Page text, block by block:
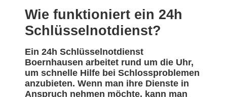
Wie funktioniert ein 24h
Schlüsselnotdienst?
Ein 24h Schlüsselnotdienst
Boernhausen arbeitet rund um die Uhr,
um schnelle Hilfe bei Schlossproblemen
anzubieten. Wenn man ihre Dienste in
Anspruch nehmen möchte, kann man